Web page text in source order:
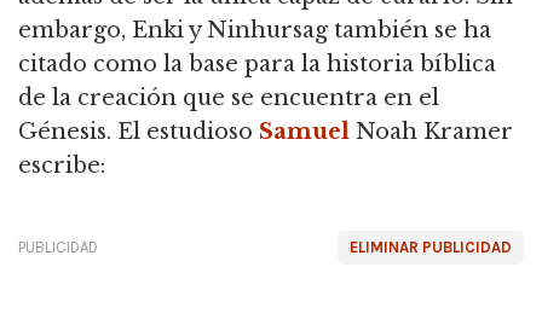
embargo, Enki y Ninhursag también se ha
citado como la base para la historia bíblica
de la creación que se encuentra en el
Génesis. El estudioso Samuel Noah Kramer
escribe:
ELIMINAR PUBLICIDAD
PUBLICIDAD